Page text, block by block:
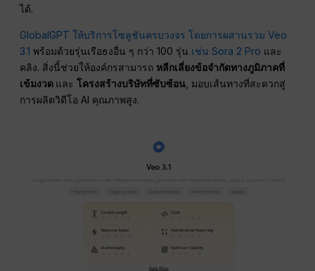
ได้.
GlobalGPT ให้บริการโซลูชันครบวงจรโดยการผสานรวม Veo
3.1พร้อมด้วยรุ่นเรือธงอื่น ๆ กว่า 100 รุ่น เช่น Sora 2 Pro และ
คลิง. สิ่งนี้ช่วยให้องค์กรสามารถ หลีกเลี่ยงข้อจำกัดทางภูมิภาคที่
เข้มงวด และโครงสร้างบริษัทที่ซับซ้อน , มอบเส้นทางที่สะดวกสู่
การผลิตวิดีโอ AI คุณภาพสูง.